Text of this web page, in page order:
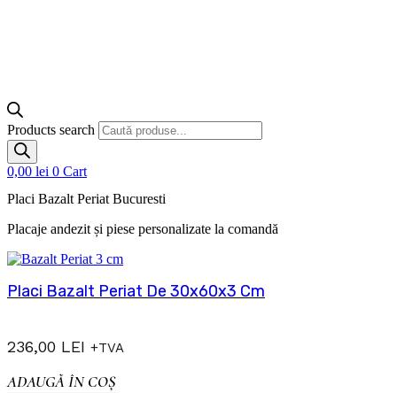
Products search
0,00 lei 0 Cart
Placi Bazalt Periat Bucuresti
Placaje andezit și piese personalizate la comandă
Placi Bazalt Periat De 30x60x3 Cm
236,00 LEI +TVA
ADAUGĂ ÎN COȘ